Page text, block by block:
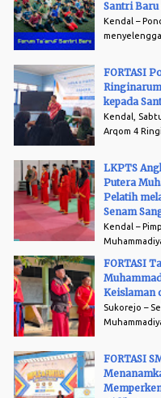
Santri
Kendal –
FORTASI
kepada
Kendal,
Arqom 4
LKPTS
Putera
Pelatih
Senam
Kendal –
FORTASI
Keislaman
Sukorejo –
FORTASI